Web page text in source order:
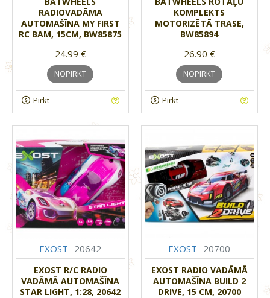
RADIOVADĀMA
AUTOMAŠĪNA MY FIRST
RC BAM, 15CM, BW85875
24.99 €
NOPIRKT
Pirkt
KOMPLEKTS
MOTORIZĒTĀ TRASE,
BW85894
26.90 €
NOPIRKT
Pirkt
EXOST 20642
EXOST R/C RADIO
VADĀMĀ AUTOMAŠĪNA
STAR LIGHT, 1:28, 20642
EXOST 20700
EXOST RADIO VADĀMĀ
AUTOMAŠĪNA BUILD 2
DRIVE, 15 CM, 20700